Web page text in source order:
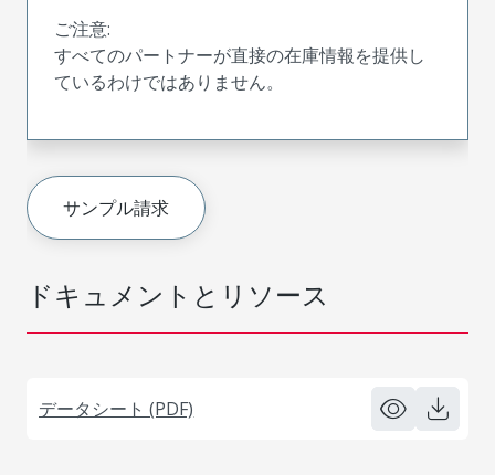
ドキュメントとリソース
データシート (PDF)
ご注意:
すべてのパートナーが直接の在庫情報を提供し
ているわけではありません。
サンプル請求